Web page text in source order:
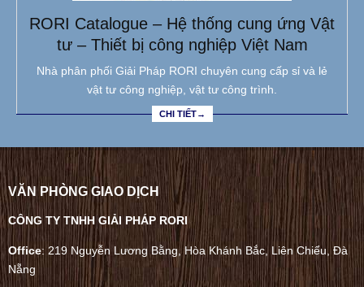
RORI Catalogue – Hệ thống cung ứng Vật
tư – Thiết bị công nghiệp Việt Nam
Nhà phân phối Giải Pháp RORI chuyên cung cấp sỉ và lẻ
vật tư công nghiệp, vật tư công trình.
CHI TIẾT→
VĂN PHÒNG GIAO DỊCH
CÔNG TY TNHH GIẢI PHÁP RORI
Office: 219 Nguyễn Lương Bằng, Hòa Khánh Bắc, Liên Chiểu, Đà
Nẵng